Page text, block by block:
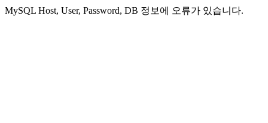
MySQL Host, User, Password, DB 정보에 오류가 있습니다.